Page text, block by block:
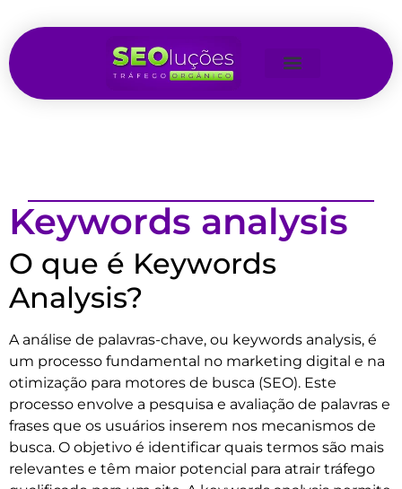
Keywords analysis
O que é Keywords
Analysis?
A análise de palavras-chave, ou keywords analysis, é
um processo fundamental no marketing digital e na
otimização para motores de busca (SEO). Este
processo envolve a pesquisa e avaliação de palavras e
frases que os usuários inserem nos mecanismos de
busca. O objetivo é identificar quais termos são mais
relevantes e têm maior potencial para atrair tráfego